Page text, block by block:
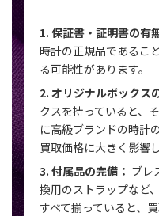
1. 保証書・証明書の有
時計の正規品であるこ
る可能性があります。
2. オリジナルボックス
クスを持っていると、
に高級ブランドの時計
買取価格に大きく影響し
3. 付属品の完備： ブレ
換用のストラップなど
すべて揃っていると、